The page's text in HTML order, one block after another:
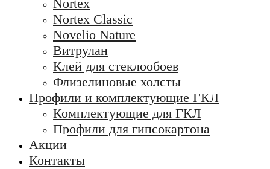
Nortex
Nortex Classic
Novelio Nature
Витрулан
Клей для стеклообоев
Флизелиновые холсты
Профили и комплектующие ГКЛ
Комплектующие для ГКЛ
Профили для гипсокартона
Акции
Контакты